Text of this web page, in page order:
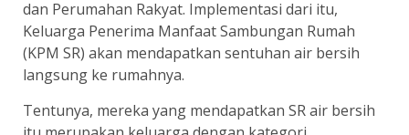
dan Perumahan Rakyat. Implementasi dari itu,
Keluarga Penerima Manfaat Sambungan Rumah
(KPM SR) akan mendapatkan sentuhan air bersih
langsung ke rumahnya.
Tentunya, mereka yang mendapatkan SR air bersih